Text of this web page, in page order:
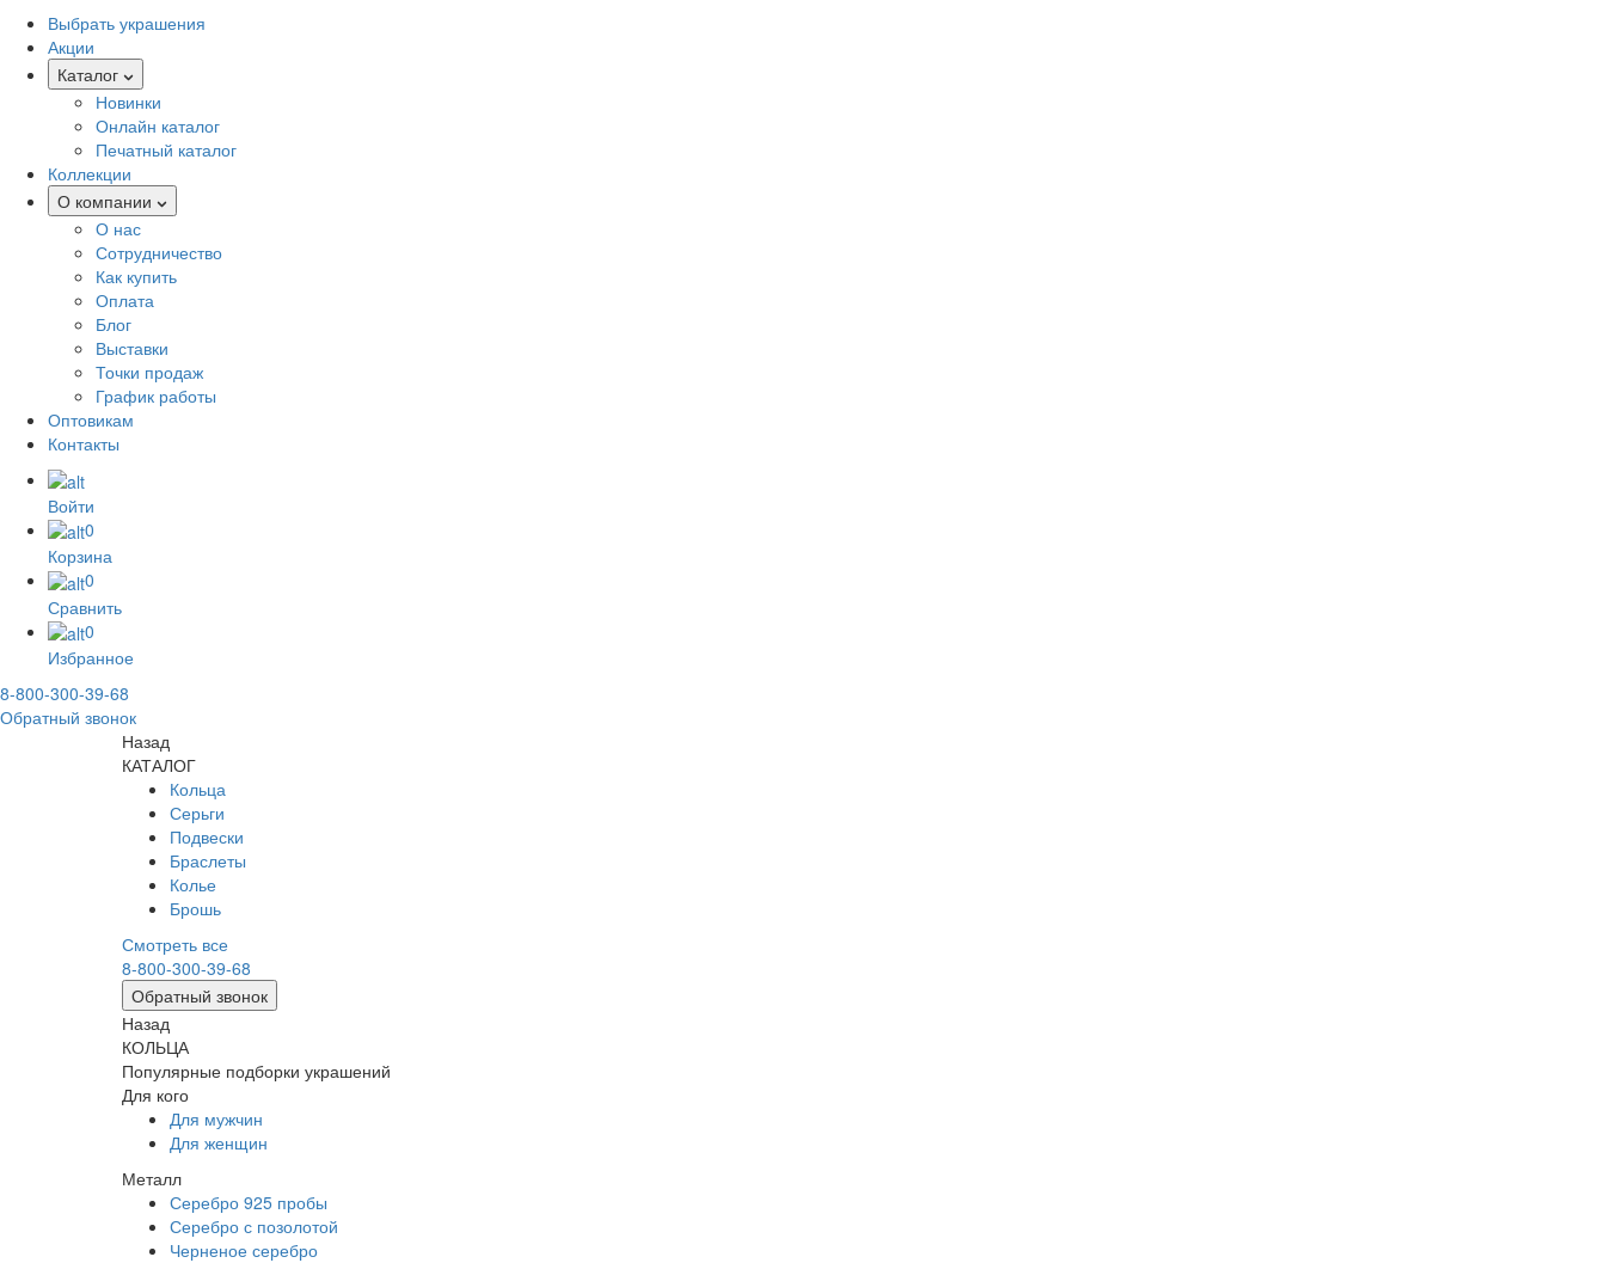
Выбрать украшения
Акции
Каталог
Новинки
Онлайн каталог
Печатный каталог
Коллекции
О компании
О нас
Сотрудничество
Как купить
Оплата
Блог
Выставки
Точки продаж
График работы
Оптовикам
Контакты
Войти
0
Корзина
0
Сравнить
0
Избранное
8-800-300-39-68
Обратный звонок
Назад
КАТАЛОГ
Кольца
Серьги
Подвески
Браслеты
Колье
Брошь
Смотреть все
8-800-300-39-68
Обратный звонок
Назад
КОЛЬЦА
Популярные подборки украшений
Для кого
Для мужчин
Для женщин
Металл
Серебро 925 пробы
Серебро с позолотой
Черненое серебро